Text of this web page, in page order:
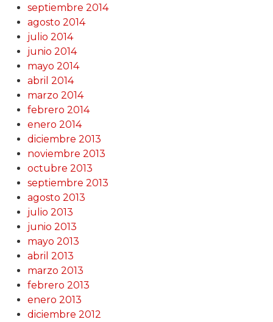
septiembre 2014
agosto 2014
julio 2014
junio 2014
mayo 2014
abril 2014
marzo 2014
febrero 2014
enero 2014
diciembre 2013
noviembre 2013
octubre 2013
septiembre 2013
agosto 2013
julio 2013
junio 2013
mayo 2013
abril 2013
marzo 2013
febrero 2013
enero 2013
diciembre 2012